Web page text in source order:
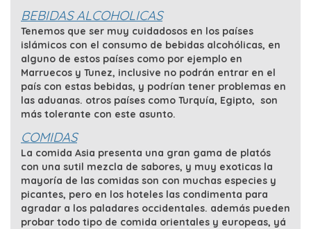
BEBIDAS ALCOHOLICAS
Tenemos que ser muy cuidadosos en los países
islámicos con el consumo de bebidas alcohólicas, en
alguno de estos países como por ejemplo en
Marruecos y Tunez, inclusive no podrán entrar en el
país con estas bebidas, y podrían tener problemas en
las aduanas. otros países como Turquía, Egipto, son
más tolerante con este asunto.
COMIDAS
La comida Asia presenta una gran gama de platós
con una sutil mezcla de sabores, y muy exoticas la
mayoría de las comidas son con muchas especies y
picantes, pero en los hoteles las condimenta para
agradar a los paladares occidentales. además pueden
probar todo tipo de comida orientales y europeas, yá